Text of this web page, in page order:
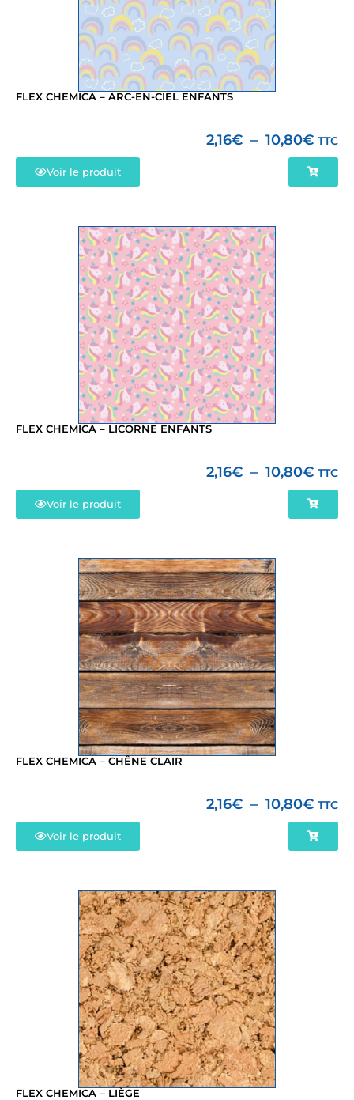
FLEX CHEMICA – ARC-EN-CIEL ENFANTS
2,16€ – 10,80€ TTC
Voir le produit
FLEX CHEMICA – LICORNE ENFANTS
2,16€ – 10,80€ TTC
Voir le produit
FLEX CHEMICA – CHÊNE CLAIR
2,16€ – 10,80€ TTC
Voir le produit
FLEX CHEMICA – LIÈGE